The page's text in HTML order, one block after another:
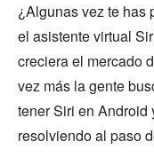
¿Algunas vez te has
el asistente virtual
creciera el mercado
vez más la gente
tener Siri en Android
resolviendo al paso